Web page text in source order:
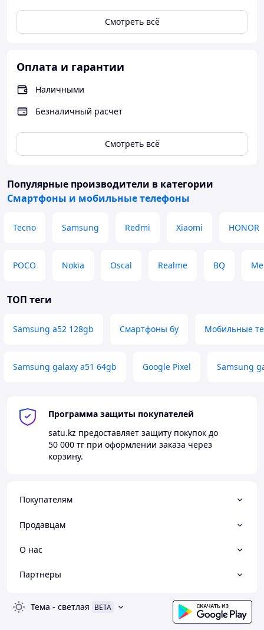
UHD 4K (3840 x 2160) с частотой 30 кадров в секунду
делает каждое видео ярким и детализированным. Для
обновления 120 Гц обеспечивает насыщенные цвета и
четкие изображения. Это позволяет наслаждаться
Смотреть всё
Оплата и гарантии
Наличными
Безналичный расчет
Смотреть всё
Популярные производители в категории
Смартфоны и мобильные телефоны
Tecno Samsung Redmi Xiaomi HONOR
POCO Nokia Oscal Realme BQ
ТОП теги
Samsung a52 128gb Смартфоны бу Мобильные
Samsung galaxy a51 64gb Google Pixel Samsung
Программа защиты покупателей
satu.kz предоставляет защиту покупок до
50 000 тг при оформлении заказа через
корзину.
Покупателям
Продавцам
О нас
Партнеры
Тема - светлая BETA